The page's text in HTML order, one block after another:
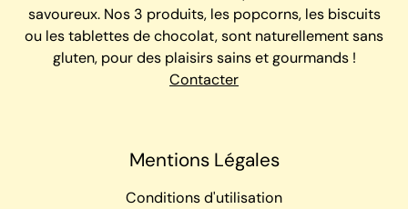
savoureux. Nos 3 produits, les popcorns, les biscuits
ou les tablettes de chocolat, sont naturellement sans
gluten, pour des plaisirs sains et gourmands !
Contacter
Mentions Légales
Conditions d'utilisation